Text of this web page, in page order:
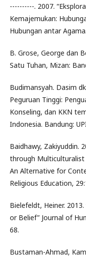
----------. 2007.
Kemajemukan:
Hubungan antar
B. Grose, George dan
Satu Tuhan, Mizan:
Budimansyah. Dasim
Peguruan Tinggi:
Konseling, dan KKN
Indonesia. Bandung:
Baidhawy, Zakiyuddin.
through Multiculturalist
An Alternative for
Religious Education,
Bielefeldt, Heiner.
or Belief” Journal of
68.
Bustaman-Ahmad,